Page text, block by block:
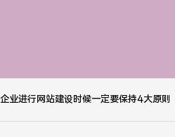
企业进行网站建设时候一定要保持4大原则